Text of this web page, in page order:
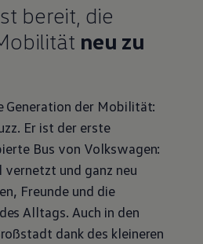
bereit, die
neu zu
Generation der Mobilität:
. Er ist der erste
Bus von Volkswagen:
und ganz neu
Freunde und die
Alltags. Auch in den
dank des kleineren